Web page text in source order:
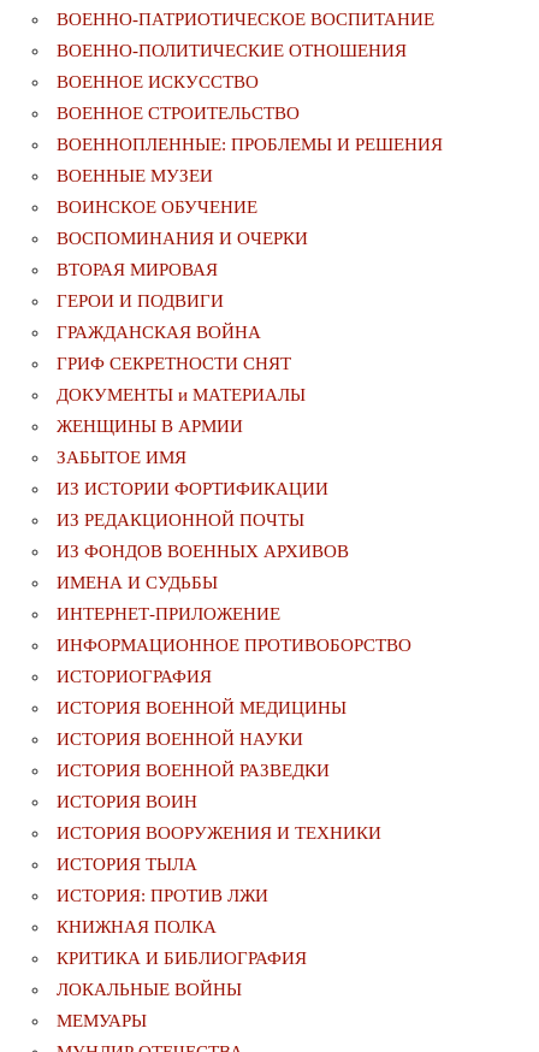
ВОЕННО-ПАТРИОТИЧЕСКОЕ ВОСПИТАНИЕ
ВОЕННО-ПОЛИТИЧЕСКИE ОТНОШЕНИЯ
ВОЕННОЕ ИСКУССТВО
ВОЕННОЕ СТРОИТЕЛЬСТВО
ВОЕННОПЛЕННЫЕ: ПРОБЛЕМЫ И РЕШЕНИЯ
ВОЕННЫЕ МУЗЕИ
ВОИНСКОЕ ОБУЧЕНИЕ
ВОСПОМИНАНИЯ И ОЧЕРКИ
ВТОРАЯ МИРОВАЯ
ГЕРОИ И ПОДВИГИ
ГРАЖДАНСКАЯ ВОЙНА
ГРИФ СЕКРЕТНОСТИ СНЯТ
ДОКУМЕНТЫ и МАТЕРИАЛЫ
ЖЕНЩИНЫ В АРМИИ
ЗАБЫТОЕ ИМЯ
ИЗ ИСТОРИИ ФОРТИФИКАЦИИ
ИЗ РЕДАКЦИОННОЙ ПОЧТЫ
ИЗ ФОНДОВ ВОЕННЫХ АРХИВОВ
ИМЕНА И СУДЬБЫ
ИНТЕРНЕТ-ПРИЛОЖЕНИЕ
ИНФОРМАЦИОННОЕ ПРОТИВОБОРСТВО
ИСТОРИОГРАФИЯ
ИСТОРИЯ ВОЕННОЙ МЕДИЦИНЫ
ИСТОРИЯ ВОЕННОЙ НАУКИ
ИСТОРИЯ ВОЕННОЙ РАЗВЕДКИ
ИСТОРИЯ ВОИН
ИСТОРИЯ ВООРУЖЕНИЯ И ТЕХНИКИ
ИСТОРИЯ ТЫЛА
ИСТОРИЯ: ПРОТИВ ЛЖИ
КНИЖНАЯ ПОЛКА
КРИТИКА И БИБЛИОГРАФИЯ
ЛОКАЛЬНЫЕ ВОЙНЫ
МЕМУАРЫ